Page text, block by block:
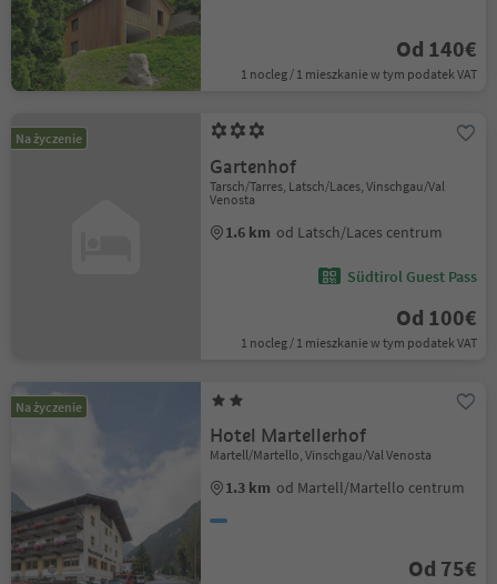
Od 140€
1 nocleg / 1 mieszkanie w tym podatek VAT
Na życzenie
Gartenhof
Tarsch/Tarres, Latsch/Laces, Vinschgau/Val
Venosta
1.6 km od Latsch/Laces centrum
Südtirol Guest Pass
Od 100€
1 nocleg / 1 mieszkanie w tym podatek VAT
Na życzenie
Hotel Martellerhof
Martell/Martello, Vinschgau/Val Venosta
1.3 km od Martell/Martello centrum
Od 75€